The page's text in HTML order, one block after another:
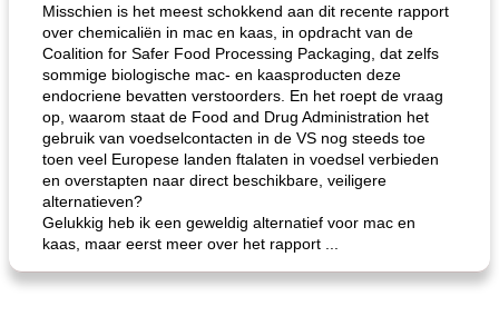
Misschien is het meest schokkend aan dit recente rapport
over chemicaliën in mac en kaas, in opdracht van de
Coalition for Safer Food Processing Packaging, dat zelfs
sommige biologische mac- en kaasproducten deze
endocriene bevatten verstoorders. En het roept de vraag
op, waarom staat de Food and Drug Administration het
gebruik van voedselcontacten in de VS nog steeds toe
toen veel Europese landen ftalaten in voedsel verbieden
en overstapten naar direct beschikbare, veiligere
alternatieven?
Gelukkig heb ik een geweldig alternatief voor mac en
kaas, maar eerst meer over het rapport ...